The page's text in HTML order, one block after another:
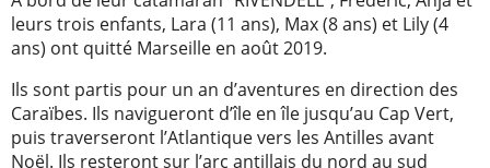
leurs trois enfants, Lara (11 ans), Max (8 ans) et Lily (4
ans) ont quitté Marseille en août 2019.
Ils sont partis pour un an d’aventures en direction des
Caraïbes. Ils navigueront d’île en île jusqu’au Cap Vert,
puis traverseront l’Atlantique vers les Antilles avant
Noël. Ils resteront sur l’arc antillais du nord au sud